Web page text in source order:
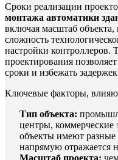
Сроки реализации
монтажа автоматики
включая масштаб
сложность
настройки контроллеров.
проектирования
сроки и избежать
Ключевые факторы,
Тип объекта:
центры, коммерческие
объекты имеют разные
напрямую отражается
Масштаб проекта: